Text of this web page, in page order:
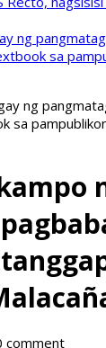
ng
sa
ng
sa
comment